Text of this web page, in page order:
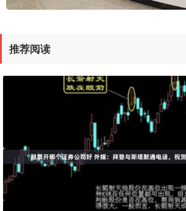
推荐阅读